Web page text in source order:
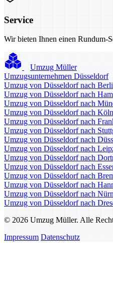
Service
Wir bieten Ihnen einen Rundum-
Umzug Müller
Umzugsunternehmen Düsseldorf
Umzug von Düsseldorf nach
Umzug von Düsseldorf nach
Umzug von Düsseldorf nach
Umzug von Düsseldorf nach Köln
Umzug von Düsseldorf nach
Umzug von Düsseldorf nach
Umzug von Düsseldorf nach
Umzug von Düsseldorf nach
Umzug von Düsseldorf nach
Umzug von Düsseldorf nach
Umzug von Düsseldorf nach
Umzug von Düsseldorf nach
Umzug von Düsseldorf nach
Umzug von Düsseldorf nach
© 2026 Umzug Müller. Alle
Impressum Datenschutz